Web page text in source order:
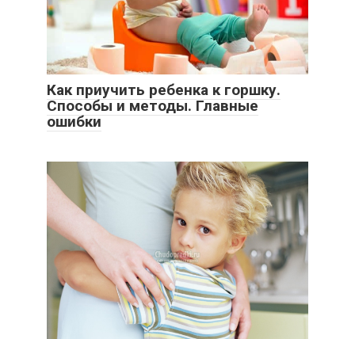
Как приучить ребенка к горшку.
Способы и методы. Главные
ошибки